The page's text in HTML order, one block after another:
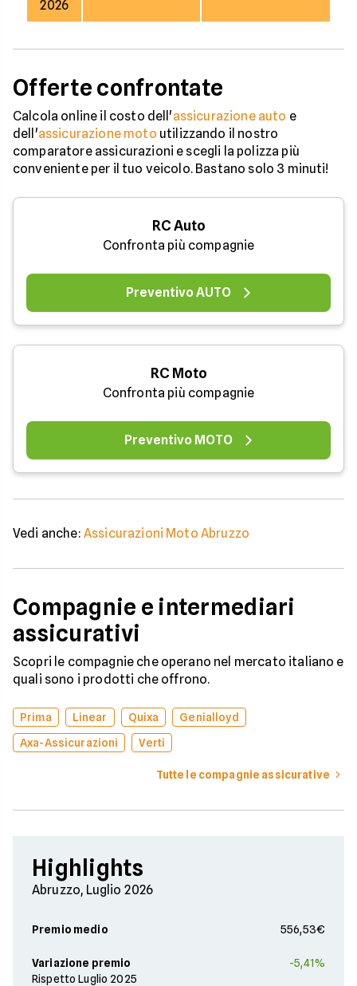
2026
Offerte confrontate
Calcola online il costo dell'assicurazione auto e
dell'assicurazione moto utilizzando il nostro
comparatore assicurazioni e scegli la polizza più
conveniente per il tuo veicolo. Bastano solo 3 minuti!
RC Auto
Confronta più compagnie
Preventivo AUTO
RC Moto
Confronta più compagnie
Preventivo MOTO
Vedi anche: Assicurazioni Moto Abruzzo
Compagnie e intermediari
assicurativi
Scopri le compagnie che operano nel mercato italiano e
quali sono i prodotti che offrono.
Prima Linear Quixa
Genialloyd
Axa-Assicurazioni
Verti
Tutte le compagnie assicurative
Highlights
Abruzzo, Luglio 2026
Premio medio 556,53€
Variazione premio
Rispetto Luglio 2025
-5,41%